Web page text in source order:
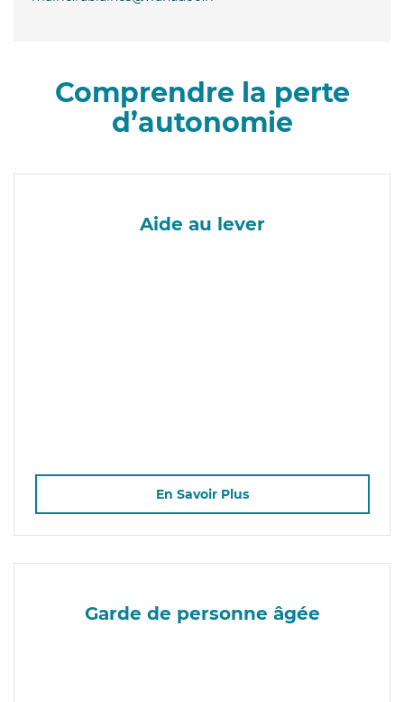
Comprendre la perte
d’autonomie
Aide au lever
En Savoir Plus
Garde de personne âgée